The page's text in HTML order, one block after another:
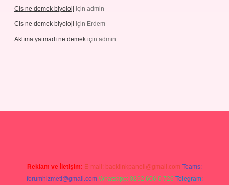
Cis ne demek biyoloji için admin
Cis ne demek biyoloji için Erdem
Aklıma yatmadı ne demek için admin
Reklam ve İletişim: E-mail: backlinkpaneli@gmail.com Teams:
forumhizmeti@gmail.com Whatsapp: 0262 606 0 726 Telegram: